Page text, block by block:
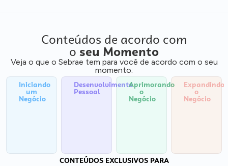
Conteúdos de acordo com
o seu Momento
Veja o que o Sebrae tem para você de acordo com o seu
momento:
Iniciando
um
Negócio
Desenvolvimento
Pessoal
Aprimorando
o
Negócio
Expandindo
o
Negócio
CONTEÚDOS EXCLUSIVOS PARA